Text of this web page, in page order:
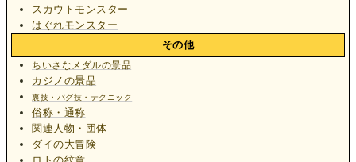
スカウトモンスター
はぐれモンスター
その他
ちいさなメダルの景品
カジノの景品
裏技・バグ技・テクニック
俗称・通称
関連人物・団体
ダイの大冒険